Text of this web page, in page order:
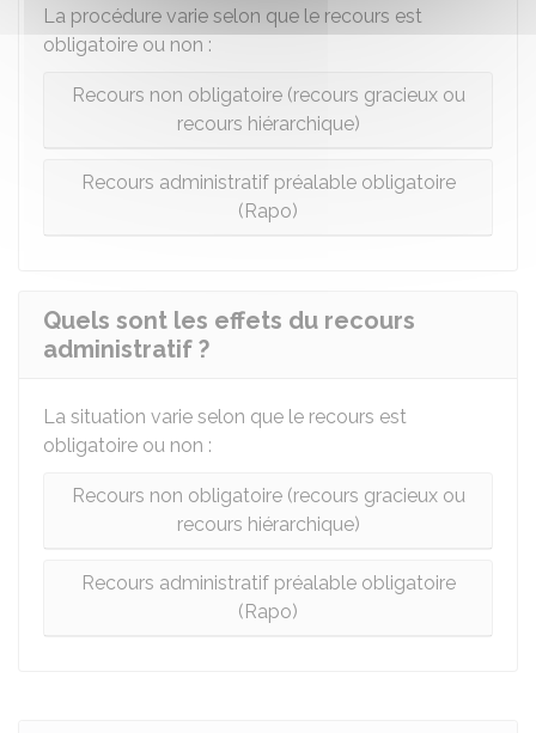
La procédure varie selon que le recours est
obligatoire ou non :
Recours non obligatoire (recours gracieux ou
recours hiérarchique)
Recours administratif préalable obligatoire
(Rapo)
Quels sont les effets du recours
administratif ?
La situation varie selon que le recours est
obligatoire ou non :
Recours non obligatoire (recours gracieux ou
recours hiérarchique)
Recours administratif préalable obligatoire
(Rapo)